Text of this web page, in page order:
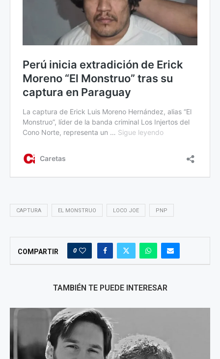
CAPTURA EL MONSTRUO LOCO JOE PNP
COMPARTIR 0
TAMBIÉN TE PUEDE INTERESAR